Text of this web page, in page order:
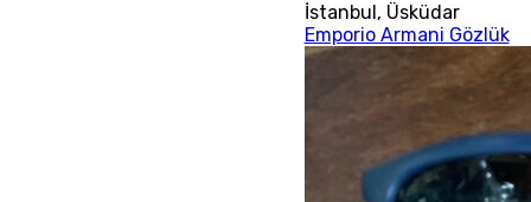
İstanbul , Üsküdar
Emporio Armani Gözlük